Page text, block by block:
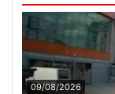
09/08/2026